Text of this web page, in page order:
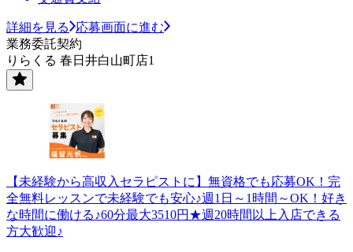
詳細を見る
応募画面に進む
業務委託契約
りらくる 春日井白山町店1
【未経験から高収入セラピストに】無資格でも応募OK！完
全無料レッスンで未経験でも安心♪週1日～1時間～OK！好き
な時間に働ける♪60分最大3510円★週20時間以上入店できる
方大歓迎♪